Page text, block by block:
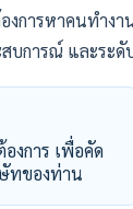
การหาคนทำงา
บการณ์ และระดั
งการ เพื่อคัด
ทของท่าน